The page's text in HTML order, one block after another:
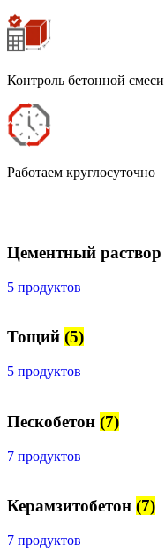
Контроль бетонной смеси
Работаем круглосуточно
Цементный раствор
5 продуктов
Тощий (5)
5 продуктов
Пескобетон (7)
7 продуктов
Керамзитобетон (7)
7 продуктов